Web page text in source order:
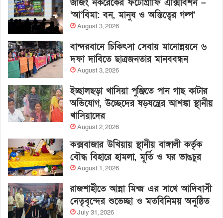
জাজং নকরেকের ফটোগ্রাফি এক্সিবিশন –
‘আ’বিমা: বন, মানুষ ও অস্তিত্বের গল্প’
August 3, 2026
বান্দরবানে চিকিৎসা সেবায় মানোন্নয়নে ৬
দফা দাবিতে ছাত্রজনতার মানববন্ধন
August 3, 2026
ইচ্ছালছড়া খাসিয়া পুঞ্জিতে পান গাছ কাটার
অভিযোগ, উচ্ছেদের ষড়যন্ত্রের আশঙ্কা স্থানীয়
খাসিয়াদের
August 2, 2026
কক্সবাজার উখিয়ায় স্থানীয় বাঙ্গালী কর্তৃক
বৌদ্ধ বিহারে হামলা, মূর্তি ও ঘর ভাঙচুর
August 1, 2026
রাজশাহীতে আন্না মিন্জ এর সাথে আদিবাসী
নেতৃবৃন্দের শুভেচ্ছা ও মতবিনিময় অনুষ্ঠিত
July 31, 2026